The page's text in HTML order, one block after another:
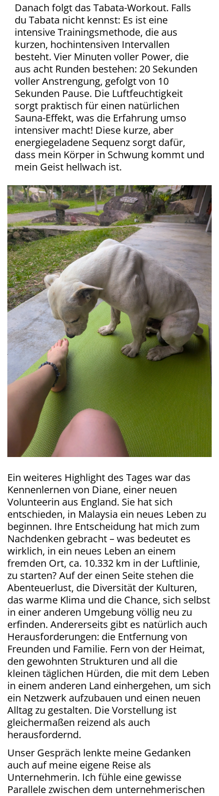
Danach folgt das Tabata-Workout. Falls
du Tabata nicht kennst: Es ist eine
intensive Trainingsmethode, die aus
kurzen, hochintensiven Intervallen
besteht. Vier Minuten voller Power, die
aus acht Runden bestehen: 20 Sekunden
voller Anstrengung, gefolgt von 10
Sekunden Pause. Die Luftfeuchtigkeit
sorgt praktisch für einen natürlichen
Sauna-Effekt, was die Erfahrung umso
intensiver macht! Diese kurze, aber
energiegeladene Sequenz sorgt dafür,
dass mein Körper in Schwung kommt und
mein Geist hellwach ist.
Ein weiteres Highlight des Tages war das
Kennenlernen von Diane, einer neuen
Volunteerin aus England. Sie hat sich
entschieden, in Malaysia ein neues Leben zu
beginnen. Ihre Entscheidung hat mich zum
Nachdenken gebracht – was bedeutet es
wirklich, in ein neues Leben an einem
fremden Ort, ca. 10.332 km in der Luftlinie,
zu starten? Auf der einen Seite stehen die
Abenteuerlust, die Diversität der Kulturen,
das warme Klima und die Chance, sich selbst
in einer anderen Umgebung völlig neu zu
erfinden. Andererseits gibt es natürlich auch
Herausforderungen: die Entfernung von
Freunden und Familie. Fern von der Heimat,
den gewohnten Strukturen und all die
kleinen täglichen Hürden, die mit dem Leben
in einem anderen Land einhergehen, um sich
ein Netzwerk aufzubauen und einen neuen
Alltag zu gestalten. Die Vorstellung ist
gleichermaßen reizend als auch
herausfordernd.
Unser Gespräch lenkte meine Gedanken
auch auf meine eigene Reise als
Unternehmerin. Ich fühle eine gewisse
Parallele zwischen dem unternehmerischen